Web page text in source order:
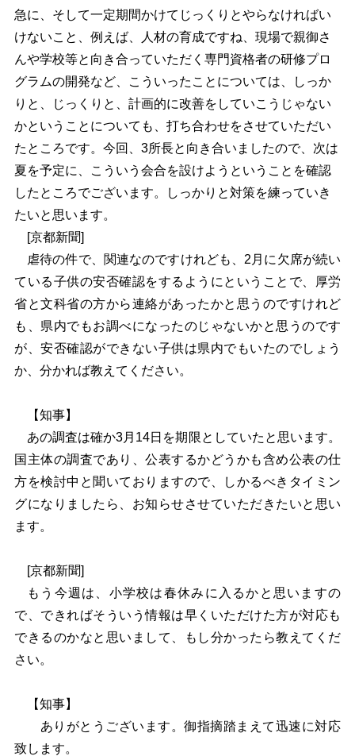
急に、そして一定期間かけてじっくりとやらなければい
けないこと、例えば、人材の育成ですね、現場で親御さ
んや学校等と向き合っていただく専門資格者の研修プロ
グラムの開発など、こういったことについては、しっか
りと、じっくりと、計画的に改善をしていこうじゃない
かということについても、打ち合わせをさせていただい
たところです。今回、3所長と向き合いましたので、次は
夏を予定に、こういう会合を設けようということを確認
したところでございます。しっかりと対策を練っていき
たいと思います。
[京都新聞]
虐待の件で、関連なのですけれども、2月に欠席が続い
ている子供の安否確認をするようにということで、厚労
省と文科省の方から連絡があったかと思うのですけれど
も、県内でもお調べになったのじゃないかと思うのです
が、安否確認ができない子供は県内でもいたのでしょう
か、分かれば教えてください。
【知事】
あの調査は確か3月14日を期限としていたと思います。
国主体の調査であり、公表するかどうかも含め公表の仕
方を検討中と聞いておりますので、しかるべきタイミン
グになりましたら、お知らせさせていただきたいと思い
ます。
[京都新聞]
もう今週は、小学校は春休みに入るかと思いますの
で、できればそういう情報は早くいただけた方が対応も
できるのかなと思いまして、もし分かったら教えてくだ
さい。
【知事】
ありがとうございます。御指摘踏まえて迅速に対応
致します。